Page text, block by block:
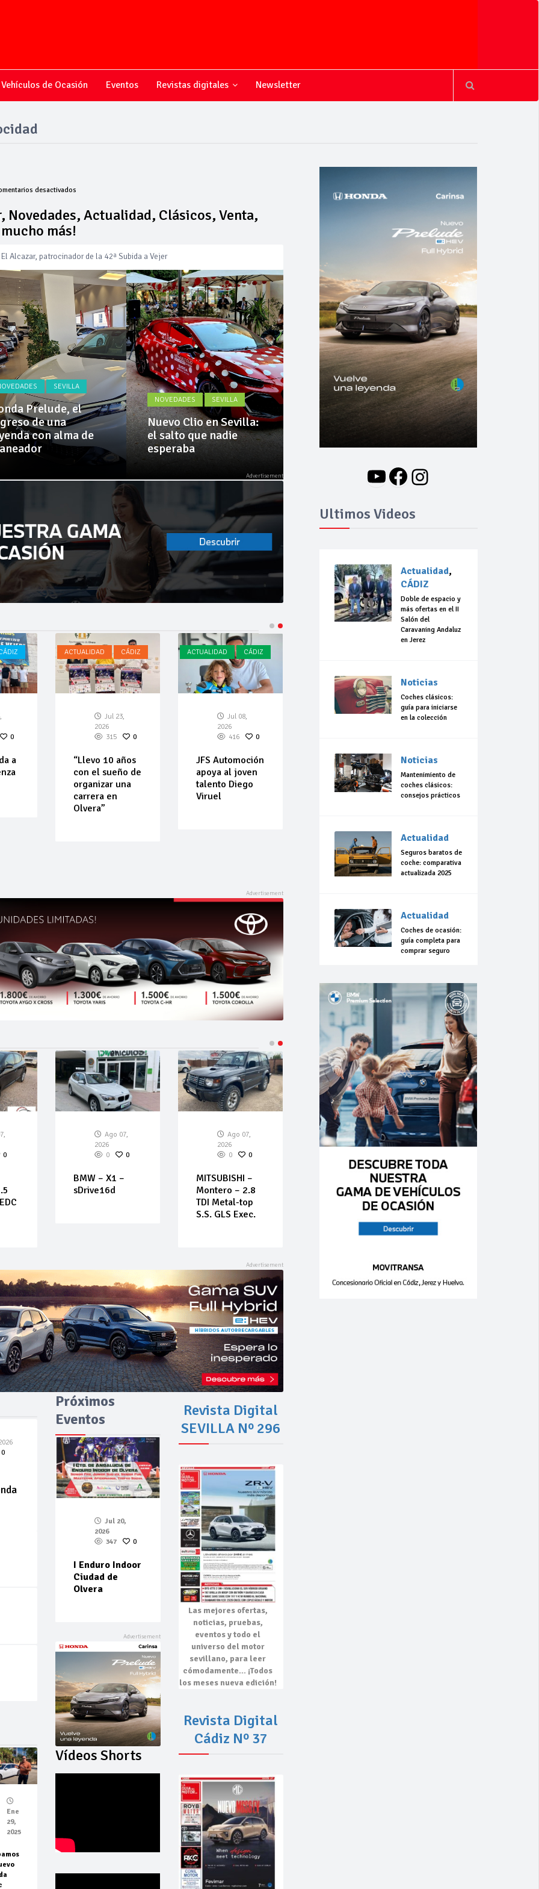
Vehículos de Ocasión Eventos Revistas digitales Newsletter
desactivadosen
sobre
el
motor,
Novedades,
Actualidad,
Clásicos,
Venta,
Pruebas,
Entrevistas,
Vídeos
y
mucho
más!
Novedades, Actualidad, Clásicos, Venta,
más!
Alcazar, patrocinador de la 42ª Subida a Vejer
mejoras en la A381 por Los Barrios
su flota de vehículos de manos de Cadimar
SEVILLA
Prelude, el
de una
con alma de
NOVEDADES SEVILLA
Nuevo Clio en Sevilla:
el salto que nadie
esperaba
NOVEDADES
Nuevo BMW i3: Y
finalmente el Serie 3
se hizo eléctrico
0
a
ACTUALIDAD CÁDIZ
Jul 23,
2026
315
0
“Llevo 10 años
con el sueño de
organizar una
carrera en
Olvera”
ACTUALIDAD CÁDIZ
Jul 08,
2026
416
0
JFS Automoción
apoya al joven
talento Diego
Viruel
0
Ago 07,
2026
0
0
BMW – X1 –
sDrive16d
Ago 07,
2026
0
0
MITSUBISHI –
Montero – 2.8
TDI Metal-top
S.S. GLS Exec.
0
Ene
29,
2025
Próximos
Eventos
Jul 20,
2026
347
0
I Enduro Indoor
Ciudad de
Olvera
Vídeos Shorts
Revista Digital
SEVILLA Nº 296
Las mejores ofertas,
noticias, pruebas,
eventosy todo el
universo del motor
sevillano, para leer
cómodamente… ¡Todos
los meses nueva edición!
Revista Digital
Cádiz Nº 37
YouTube
Facebook
Instagram
Ultimos Videos
Actualidad,
CÁDIZ
Doble de espacio y
más ofertas en el II
Salón del
Caravaning Andaluz
en Jerez
Noticias
Coches clásicos:
guía para iniciarse
en la colección
Noticias
Mantenimiento de
coches clásicos:
consejos prácticos
Actualidad
Seguros baratos de
coche: comparativa
actualizada 2025
Actualidad
Coches de ocasión:
guía completa para
comprar seguro